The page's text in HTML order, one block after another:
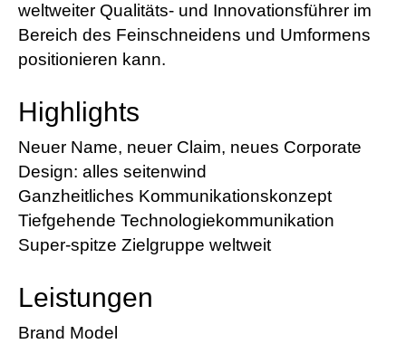
weltweiter Qualitäts- und Innovationsführer im
Bereich des Feinschneidens und Umformens
positionieren kann.
Highlights
Neuer Name, neuer Claim, neues Corporate
Design: alles seitenwind
Ganzheitliches Kommunikationskonzept
Tiefgehende Technologiekommunikation
Super-spitze Zielgruppe weltweit
Leistungen
Brand Model